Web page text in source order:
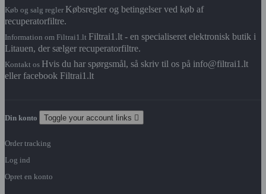
Køb og salg regler Købsregler og betingelser ved køb af
recuperatorfiltre.
Information om Filtrai1.lt Filtrai1.lt - en specialiseret elektronisk butik i
Litauen, der sælger recuperatorfiltre.
Kontakt os Hvis du har spørgsmål, så skriv til os på info@filtrai1.lt
eller facebook Filtrai1.lt
Din konto Toggle your account links 
Order tracking
Log ind
Opret en konto